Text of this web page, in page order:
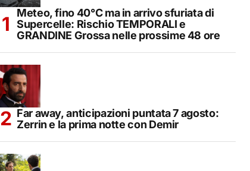
Meteo, fino 40°C ma in arrivo sfuriata di
Supercelle: Rischio TEMPORALI e
GRANDINE Grossa nelle prossime 48 ore
Far away, anticipazioni puntata 7 agosto:
Zerrin e la prima notte con Demir